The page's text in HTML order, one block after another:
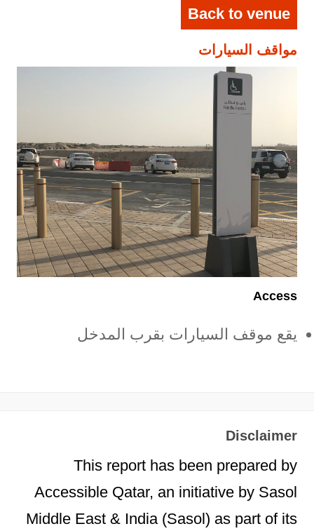
Back to venue
مواقف السيارات
Access
يقع موقف السيارات بقرب المدخل
Disclaimer
This report has been prepared by
Accessible Qatar, an initiative by Sasol
Middle East & India (Sasol) as part of its